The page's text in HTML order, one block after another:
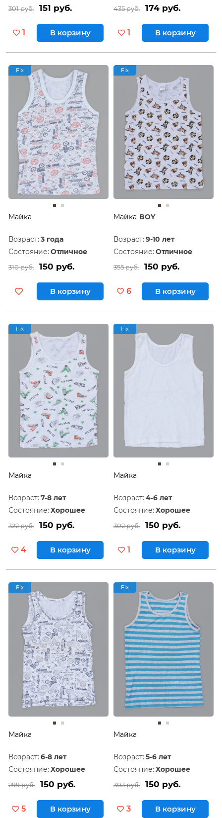
301 руб. 151 руб.
1 В корзину
435 руб. 174 руб.
1 В корзину
Fix
Майка
Возраст: 3 года
Состояние: Отличное
310 руб. 150 руб.
В корзину
Fix
Майка BOY
Возраст: 9-10 лет
Состояние: Отличное
355 руб. 150 руб.
6 В корзину
Fix
Майка
Возраст: 7-8 лет
Состояние: Хорошее
322 руб. 150 руб.
4 В корзину
Fix
Майка
Возраст: 4-6 лет
Состояние: Хорошее
302 руб. 150 руб.
1 В корзину
Fix
Майка
Возраст: 6-8 лет
Состояние: Хорошее
299 руб. 150 руб.
5 В корзину
Fix
Майка
Возраст: 5-6 лет
Состояние: Хорошее
303 руб. 150 руб.
3 В корзину